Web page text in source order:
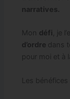
narratives.
Mon défi , je
d’ordre dans
pour moi et à
Les bénéfices